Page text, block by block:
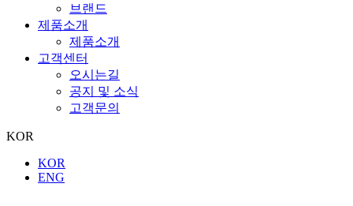
브랜드
제품소개
제품소개
고객센터
오시는길
공지 및 소식
고객문의
KOR
KOR
ENG